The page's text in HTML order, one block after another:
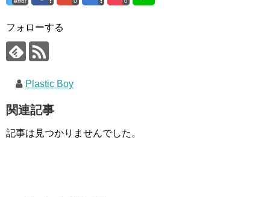
フォローする
Plastic Boy
関連記事
記事は見つかりませんでした。